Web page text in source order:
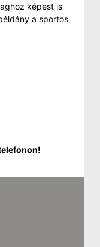
képest is
a sportos